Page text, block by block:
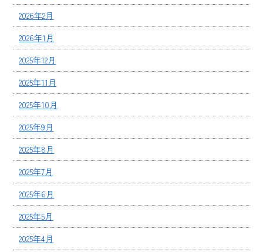
2026年2月
2026年1月
2025年12月
2025年11月
2025年10月
2025年9月
2025年8月
2025年7月
2025年6月
2025年5月
2025年4月